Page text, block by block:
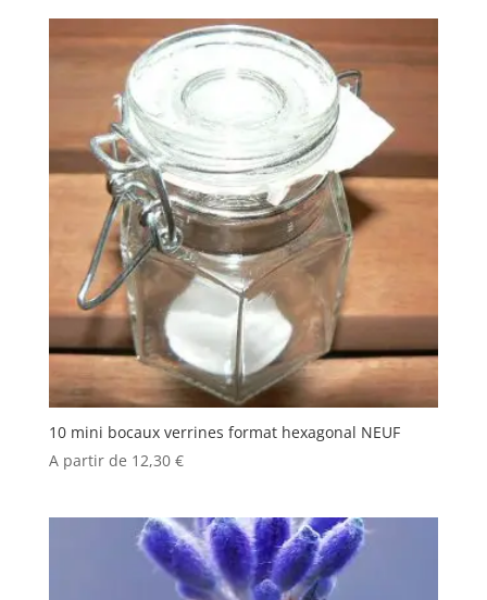
10 mini bocaux verrines format hexagonal NEUF
A partir de 12,30 €